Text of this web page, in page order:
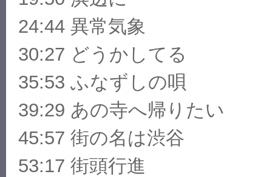
24:44 異常気象
30:27 どうかしてる
35:53 ふなずしの唄
39:29 あの寺へ帰りたい
45:57 街の名は渋谷
53:17 街頭行進